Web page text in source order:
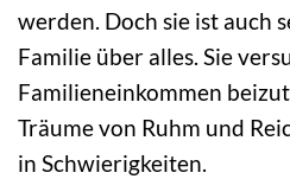
werden. Doch sie ist auch
Familie über alles. Sie
Familieneinkommen
Träume von Ruhm und
in Schwierigkeiten.